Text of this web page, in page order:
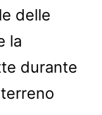
delle
la
durante